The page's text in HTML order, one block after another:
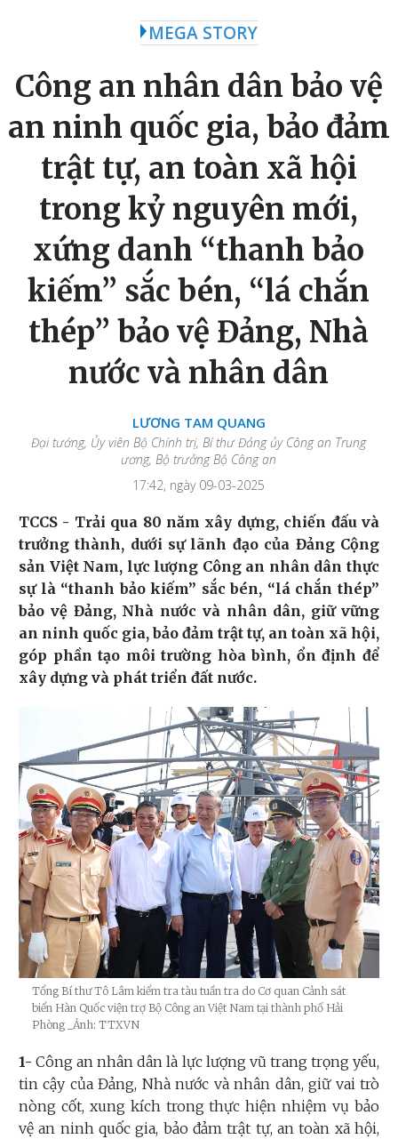
MEGA STORY
Công an nhân dân bảo vệ
an ninh quốc gia, bảo đảm
trật tự, an toàn xã hội
trong kỷ nguyên mới,
xứng danh “thanh bảo
kiếm” sắc bén, “lá chắn
thép” bảo vệ Đảng, Nhà
nước và nhân dân
LƯƠNG TAM QUANG
Đại tướng, Ủy viên Bộ Chính trị, Bí thư Đảng ủy Công an Trung
ương, Bộ trưởng Bộ Công an
17:42, ngày 09-03-2025
TCCS - Trải qua 80 năm xây dựng, chiến đấu và
trưởng thành, dưới sự lãnh đạo của Đảng Cộng
sản Việt Nam, lực lượng Công an nhân dân thực
sự là “thanh bảo kiếm” sắc bén, “lá chắn thép”
bảo vệ Đảng, Nhà nước và nhân dân, giữ vững
an ninh quốc gia, bảo đảm trật tự, an toàn xã hội,
góp phần tạo môi trường hòa bình, ổn định để
xây dựng và phát triển đất nước.
Tổng Bí thư Tô Lâm kiểm tra tàu tuần tra do Cơ quan Cảnh sát
biển Hàn Quốc viện trợ Bộ Công an Việt Nam tại thành phố Hải
Phòng _Ảnh: TTXVN
1- Công an nhân dân là lực lượng vũ trang trọng yếu,
tin cậy của Đảng, Nhà nước và nhân dân, giữ vai trò
nòng cốt, xung kích trong thực hiện nhiệm vụ bảo
vệ an ninh quốc gia, bảo đảm trật tự, an toàn xã hội,